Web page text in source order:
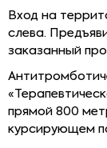
Вход на
слева.
заказанный
прямой 800
курсирующем